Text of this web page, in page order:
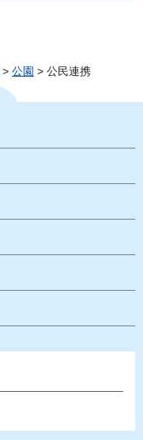
> 公園 > 公民連携